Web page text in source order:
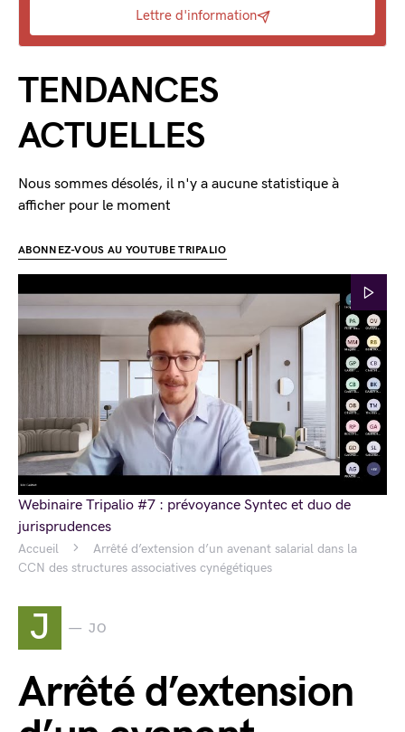
Accueil
Arrêté d’extension d’un avenant salarial dans la
CCN des structures associatives cynégétiques
J JO
Arrêté d’extension
Lettre d'information
TENDANCES
ACTUELLES
Nous sommes désolés, il n'y a aucune statistique à
afficher pour le moment
ABONNEZ-VOUS AU YOUTUBE TRIPALIO
Webinaire Tripalio #7 : prévoyance Syntec et duo de
jurisprudences